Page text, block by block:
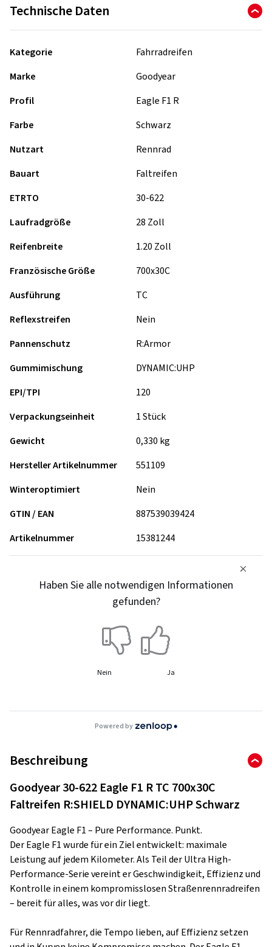
Technische Daten
Kategorie
Fahrradreifen
Marke
Goodyear
Profil
Eagle F1 R
Farbe
Schwarz
Nutzart
Rennrad
Bauart
Faltreifen
ETRTO
30-622
Laufradgröße
28 Zoll
Reifenbreite
1.20 Zoll
Französische Größe
700x30C
Ausführung
TC
Reflexstreifen
Nein
Pannenschutz
R:Armor
Gummimischung
DYNAMIC:UHP
EPI/TPI
120
Verpackungseinheit
1 Stück
Gewicht
0,330 kg
Hersteller Artikelnummer
551109
Winteroptimiert
Nein
GTIN / EAN
887539039424
Artikelnummer
15381244
Haben Sie alle notwendigen Informationen
gefunden?
Nein Ja
Powered by
Beschreibung
Goodyear 30-622 Eagle F1 R TC 700x30C
Faltreifen R:SHIELD DYNAMIC:UHP Schwarz
Goodyear Eagle F1 – Pure Performance. Punkt.
Der Eagle F1 wurde für ein Ziel entwickelt: maximale
Leistung auf jedem Kilometer. Als Teil der Ultra High-
Performance-Serie vereint er Geschwindigkeit, Effizienz und
Kontrolle in einem kompromisslosen Straßenrennradreifen
– bereit für alles, was vor dir liegt.
Für Rennradfahrer, die Tempo lieben, auf Effizienz setzen